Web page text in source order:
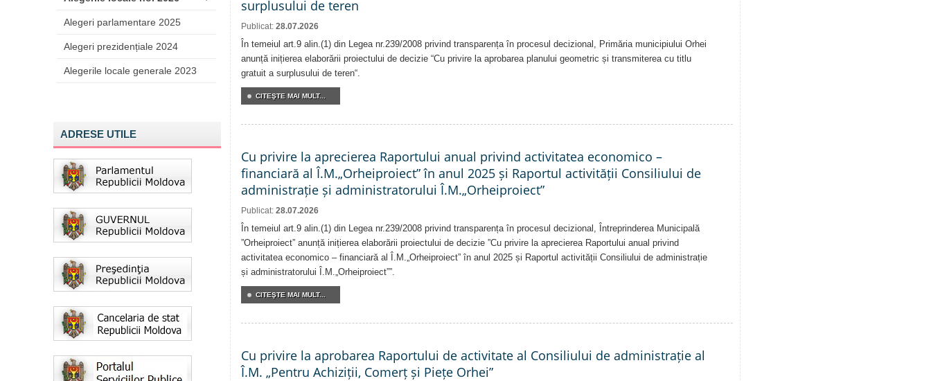
Alegeri parlamentare 2025
Alegeri prezidențiale 2024
Alegerile locale generale 2023
ADRESE UTILE
surplusului de teren
Publicat: 28.07.2026
În temeiul art.9 alin.(1) din Legea nr.239/2008 privind transparența în procesul decizional, Primăria municipiului Orhei
anunță inițierea elaborării proiectului de decizie “Cu privire la aprobarea planului geometric și transmiterea cu titlu
gratuit a surplusului de teren“.
CITEŞTE MAI MULT...
Cu privire la aprecierea Raportului anual privind activitatea economico –
financiară al Î.M.„Orheiproiect” în anul 2025 și Raportul activității Consiliului de
administrație și administratorului Î.M.„Orheiproiect”
Publicat: 28.07.2026
În temeiul art.9 alin.(1) din Legea nr.239/2008 privind transparența în procesul decizional, Întreprinderea Municipală
”Orheiproiect” anunță inițierea elaborării proiectului de decizie ”Cu privire la aprecierea Raportului anual privind
activitatea economico – financiară al Î.M.„Orheiproiect” în anul 2025 și Raportul activității Consiliului de administrație
și administratorului Î.M.„Orheiproiect””.
CITEŞTE MAI MULT...
Cu privire la aprobarea Raportului de activitate al Consiliului de administrație al
Î.M. „Pentru Achiziții, Comerț și Piețe Orhei”